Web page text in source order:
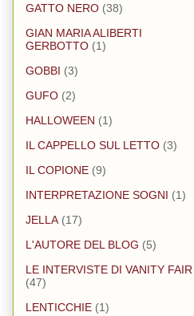
GATTO NERO (38)
GIAN MARIA ALIBERTI
GERBOTTO (1)
GOBBI (3)
GUFO (2)
HALLOWEEN (1)
IL CAPPELLO SUL LETTO (3)
IL COPIONE (9)
INTERPRETAZIONE SOGNI (1)
JELLA (17)
L'AUTORE DEL BLOG (5)
LE INTERVISTE DI VANITY FAIR
(47)
LENTICCHIE (1)